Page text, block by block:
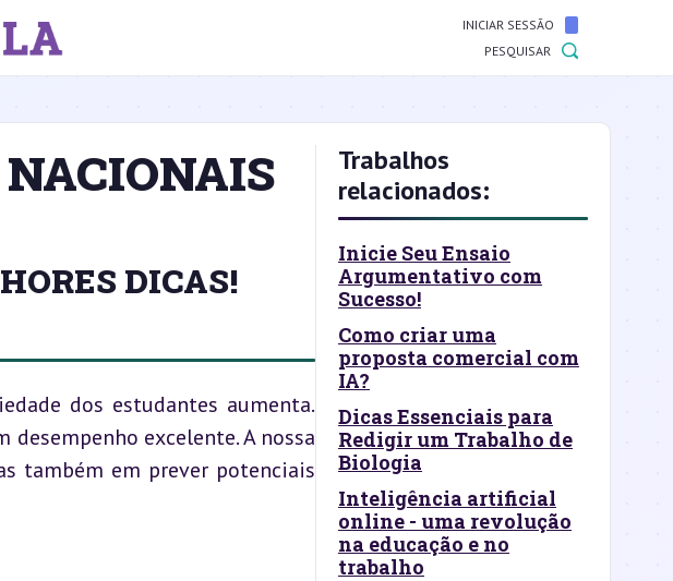
INICIAR SESSÃO
PESQUISAR
DICAS!
dos estudantes aumenta.
excelente. A nossa
também em prever potenciais
Trabalhos
relacionados:
Inicie Seu Ensaio
Argumentativo com
Sucesso!
Como criar uma
proposta comercial com
IA?
Dicas Essenciais para
Redigir um Trabalho de
Biologia
Inteligência artificial
online - uma revolução
na educação e no
trabalho